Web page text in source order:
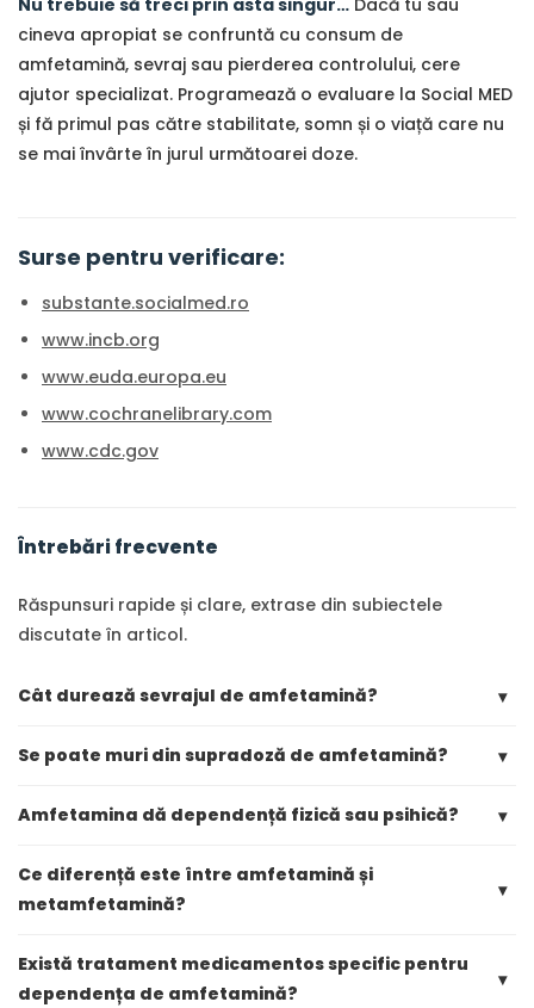
Nu trebuie să treci prin asta singur… Dacă tu sau
cineva apropiat se confruntă cu consum de
amfetamină, sevraj sau pierderea controlului, cere
ajutor specializat. Programează o evaluare la Social MED
și fă primul pas către stabilitate, somn și o viață care nu
se mai învârte în jurul următoarei doze.
Surse pentru verificare:
substante.socialmed.ro
www.incb.org
www.euda.europa.eu
www.cochranelibrary.com
www.cdc.gov
Întrebări frecvente
Răspunsuri rapide și clare, extrase din subiectele
discutate în articol.
Cât durează sevrajul de amfetamină? ▾
Se poate muri din supradoză de amfetamină? ▾
Amfetamina dă dependență fizică sau psihică? ▾
Ce diferență este între amfetamină și
metamfetamină?
▾
Există tratament medicamentos specific pentru
dependența de amfetamină?
▾